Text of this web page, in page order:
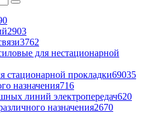
2903
3762
для нестационарной
стационарной прокладки69035
назначения716
линий электропередач620
назначения2670